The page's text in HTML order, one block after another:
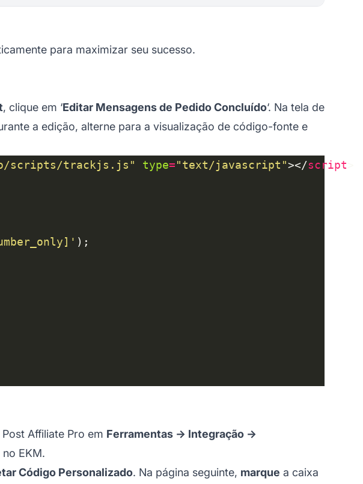
para maximizar seu sucesso.
, clique em ‘Editar Mensagens de Pedido Concluído‘. Na tela de
a edição, alterne para a visualização de código-fonte e
scripts/trackjs.js" type="text/javascript"></script
Affiliate Pro em Ferramentas -> Integração ->
EKM.
Código Personalizado. Na página seguinte, marque a caixa